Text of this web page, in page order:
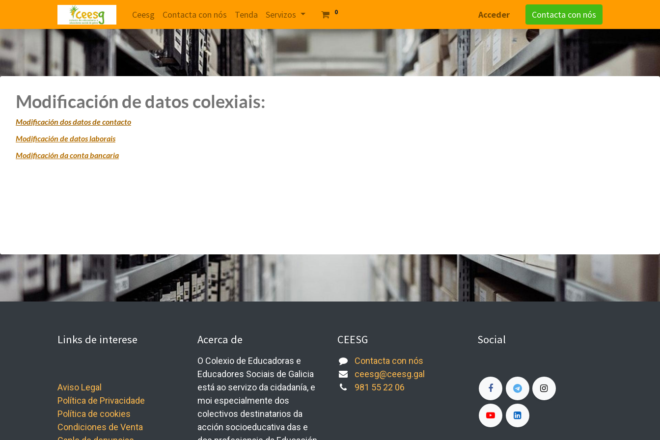
Ceesg Contacta con nós Tenda Servizos 0 Acceder Contacta con nós
Modificación de datos colexiais:
Modificación dos datos de contacto
Modificación de datos laborais
Modificación da conta bancaria
Links de interese
Aviso Legal
Política de Privacidade
Política de cookies
Condiciones de Venta
Acerca de
O Colexio de Educadoras e
Educadores Sociais de Galicia
está ao servizo da cidadanía, e
moi especialmente dos
colectivos destinatarios da
acción socioeducativa das e
CEESG
Contacta con nós
ceesg@ceesg.gal
981 55 22 06
Social